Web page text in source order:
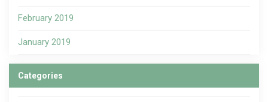
February 2019
January 2019
Categories